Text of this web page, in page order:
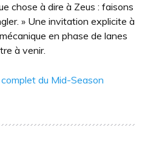
chose à dire à Zeus : faisons
» Une invitation explicite à
en phase de lanes
à venir.
du Mid-Season